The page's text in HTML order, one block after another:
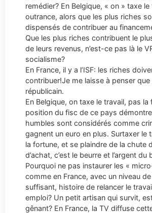
remédier? En Belgique, « on » taxe le
outrance, alors que les plus riches
dispensés de contribuer au
Que les plus riches contribuent le
de leurs revenus, n’est-ce pas là le
socialisme?
En France, il y a l’ISF: les riches
contribuer!Je me laisse à penser que
républicain.
En Belgique, on taxe le travail, pas la
position du fisc de ce pays
humbles sont considérés comme
gagnent un euro en plus. Surtaxer le
la fortune, et se plaindre de la chute
d’achat, c’est le beurre et l’argent du
Pourquoi ne pas instaurer les «
comme en France, avec un niveau
suffisant, histoire de relancer le
emploi? Un petit artisan qui survit,
gênant? En France, la TV diffuse